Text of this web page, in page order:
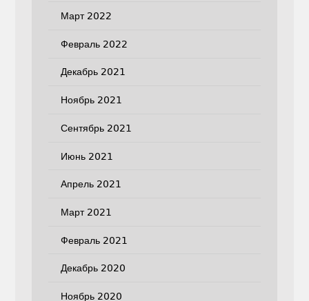
Март 2022
Февраль 2022
Декабрь 2021
Ноябрь 2021
Сентябрь 2021
Июнь 2021
Апрель 2021
Март 2021
Февраль 2021
Декабрь 2020
Ноябрь 2020